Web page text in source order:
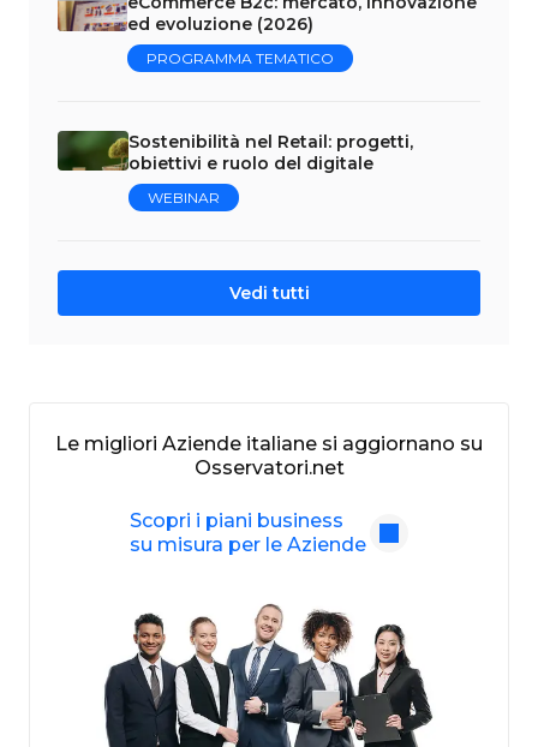
ed evoluzione (2026)
PROGRAMMA TEMATICO
Sostenibilità nel Retail: progetti,
obiettivi e ruolo del digitale
WEBINAR
Vedi tutti
Le migliori Aziende italiane si aggiornano su
Osservatori.net
Scopri i piani business
su misura per le Aziende